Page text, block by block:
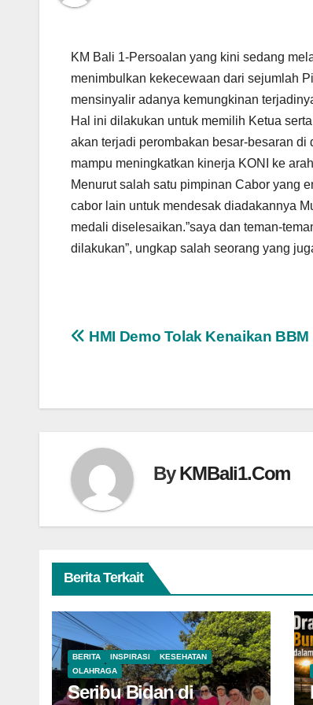
KM Bali 1-Persoalan yang kini sedang
menimbulkan kekecewaan dari sejumlah
mensinyalir adanya kemungkinan
Hal ini dilakukan untuk memilih Ketua
akan terjadi perombakan besar-besaran
mampu meningkatkan kinerja KONI ke
Menurut salah satu pimpinan Cabor yang
cabor lain untuk mendesak diadakannya
medali diselesaikan.”saya dan teman-
dilakukan”, ungkap salah seorang yang
Navigasi
HMI Demo Tolak Kenaikan BBM
ByKMBali1.Com
Berita Terkait
BERITA INSPIRASI
KESEHATAN
OLAHRAGA
Seribu Bidan di